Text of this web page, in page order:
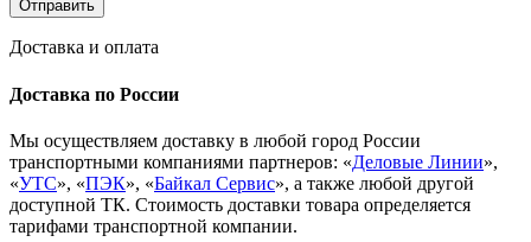
Доставка и оплата
Доставка по России
Мы осуществляем доставку в любой город России
транспортными компаниями партнеров: «Деловые Линии»,
«УТС», «ПЭК», «Байкал Сервис», а также любой другой
доступной ТК. Стоимость доставки товара определяется
тарифами транспортной компании.